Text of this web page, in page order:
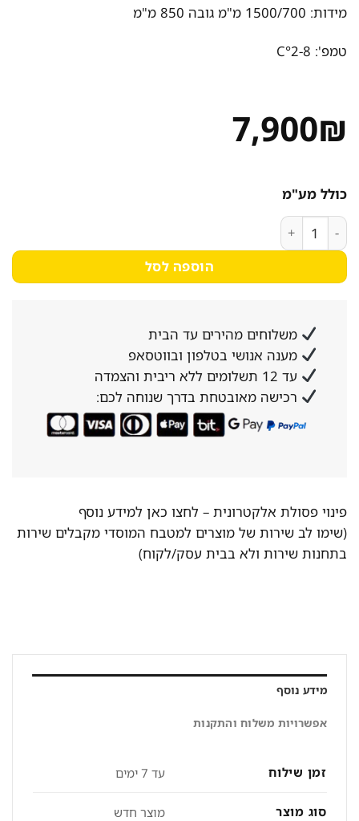
מידות: 1500/700 מ"מ גובה 850 מ"מ
טמפ': C°2-8
7,900₪
כולל מע"מ
כמות של מקרר דלפק 150 ס''מ + כיור
הוספה לסל
משלוחים מהירים עד הבית
מענה אנושי בטלפון ובווטסאפ
עד 12 תשלומים ללא ריבית והצמדה
רכישה מאובטחת בדרך שנוחה לכם:
פינוי פסולת אלקטרונית –לחצו כאן למידע נוסף
(שימו לב שירות של מוצרים למטבח המוסדי מקבלים שירות
בתחנות שירות ולא בבית עסק/לקוח)
מידע נוסף
אפשרויות משלוח והתקנות
זמן שילוח עד 7 ימים
סוג מוצר מוצר חדש